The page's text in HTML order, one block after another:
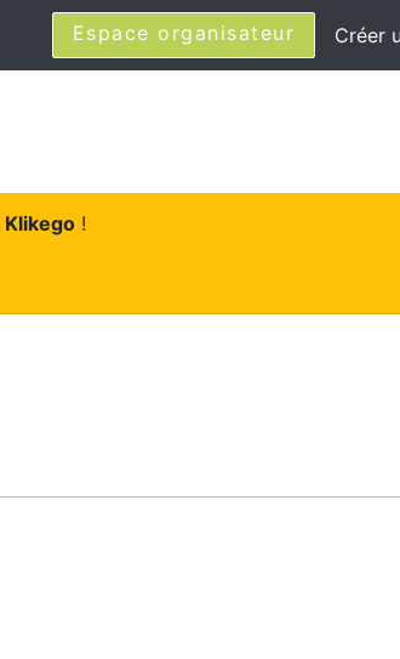
Espace organisateur Créer
Klikego!